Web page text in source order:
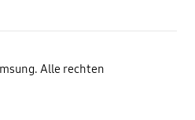
Alle rechten